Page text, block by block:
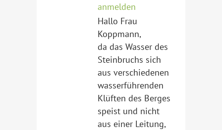
anmelden
Hallo Frau
Koppmann,
da das Wasser des
Steinbruchs sich
aus verschiedenen
wasserführenden
Klüften des Berges
speist und nicht
aus einer Leitung,